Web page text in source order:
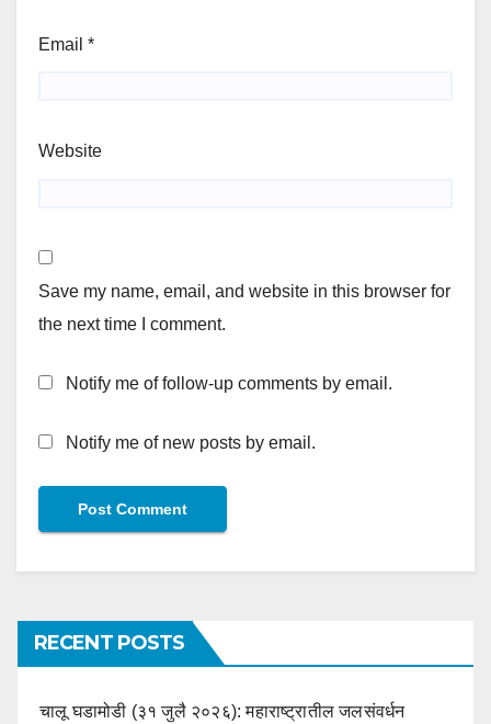
Email *
Website
Save my name, email, and website in this browser for
the next time I comment.
Notify me of follow-up comments by email.
Notify me of new posts by email.
RECENT POSTS
चालू घडामोडी (३१ जुलै २०२६): महाराष्ट्रातील जलसंवर्धन